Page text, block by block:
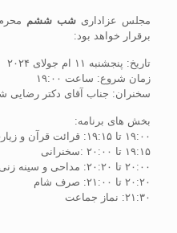
مجلس عزاداری شب ششم
برقرار خواهد بود:
تاریخ: پنجشنبه ۱۱ ام جولای ۲۰۲۴
زمان شروع: ساعت ۱۹:۰۰
سخنران: جناب آقای دکتر رضایی
بخش های برنامه:
۱۹:۰۰ تا ۱۹:۱۵: قرائت قرآن و زیارت عاشورا
۱۹:۱۵ تا ۲۰:۰۰ :سخنرانی
۲۰:۰۰ تا ۲۰:۲۰: مداحی و سینه زنی
۲۰:۲۰ تا ۲۱:۰۰: صرف شام
۲۱:۳۰: نماز جماعت